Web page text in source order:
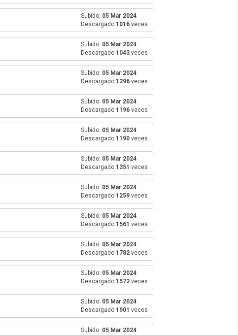
Subido: 05 Mar 2024
Descargado 1016 veces
Subido: 05 Mar 2024
Descargado 1043 veces
Subido: 05 Mar 2024
Descargado 1296 veces
Subido: 05 Mar 2024
Descargado 1196 veces
Subido: 05 Mar 2024
Descargado 1190 veces
Subido: 05 Mar 2024
Descargado 1351 veces
Subido: 05 Mar 2024
Descargado 1259 veces
Subido: 05 Mar 2024
Descargado 1561 veces
Subido: 05 Mar 2024
Descargado 1782 veces
Subido: 05 Mar 2024
Descargado 1572 veces
Subido: 05 Mar 2024
Descargado 1901 veces
Subido: 05 Mar 2024